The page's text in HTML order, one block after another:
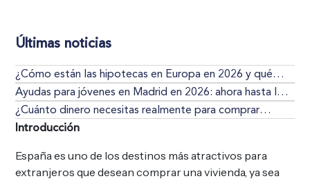
Últimas noticias
¿Cómo están las hipotecas en Europa en 2026 y qué
significa esto si quieres comprar vivienda?
Ayudas para jóvenes en Madrid en 2026: ahora hasta los
40 años (quién puede acceder realmente)
¿Cuánto dinero necesitas realmente para comprar
vivienda en 2026 (y por qué casi nadie lo calcula bien)?
Introducción
España es uno de los destinos más atractivos para
extranjeros que desean comprar una vivienda, ya sea